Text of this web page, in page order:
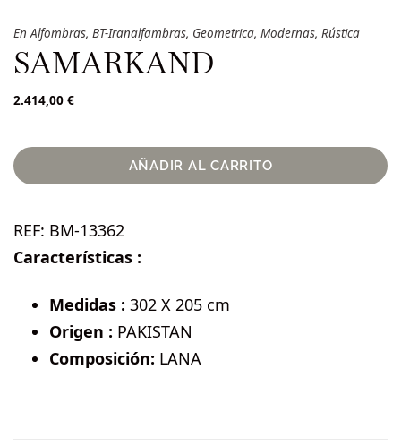
EnAlfombras, BT-Iranalfambras, Geometrica, Modernas, Rústica
SAMARKAND
2.414,00 €
AÑADIR AL CARRITO
REF: BM-13362
Características :
Medidas : 302 X 205 cm
Origen : PAKISTAN
Composición: LANA